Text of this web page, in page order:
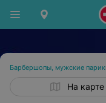
Барбершопы, мужские
На карте